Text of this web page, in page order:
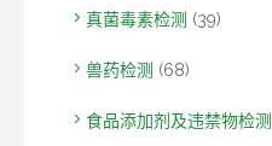
真菌毒素检测 (39)
兽药检测 (68)
食品添加剂及违禁物检测